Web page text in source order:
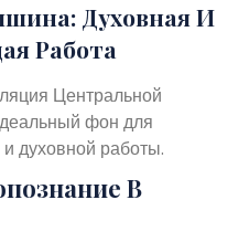
Духовная И
Работа
Центральной
фон для
и духовной работы.
В